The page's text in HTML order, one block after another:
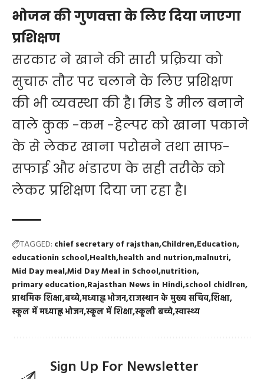
भोजन की गुणवत्ता के लिए दिया जाएगा
प्रशिक्षण
सरकार ने खाने की सारी प्रक्रिया को
सुचारू तौर पर चलाने के लिए प्रशिक्षण
की भी व्यवस्था की है। मिड डे मील बनाने
वाले कुक -कम -हेल्पर को खाना पकाने
के से लेकर खाना परोसने तथा साफ-
सफाई और भंडारण के सही तरीके को
लेकर प्रशिक्षण दिया जा रहा है।
TAGGED: chief secretary of rajsthan Children Education
educationin school Health health and nutrion malnutri
Mid Day mealMid Day Meal in School nutrition
primary education Rajasthan News in Hindi school chidlren
प्राथमिक शिक्षाबच्चेमध्याह्न भोजनराजस्थान के मुख्य सचिवशिक्षा
स्कूल में मध्याह्न भोजनस्कूल में शिक्षास्कूली बच्चेस्वास्थ्य
Sign Up For Newsletter